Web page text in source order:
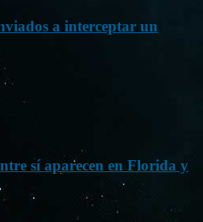
a interceptar un
sí aparecen en Florida y